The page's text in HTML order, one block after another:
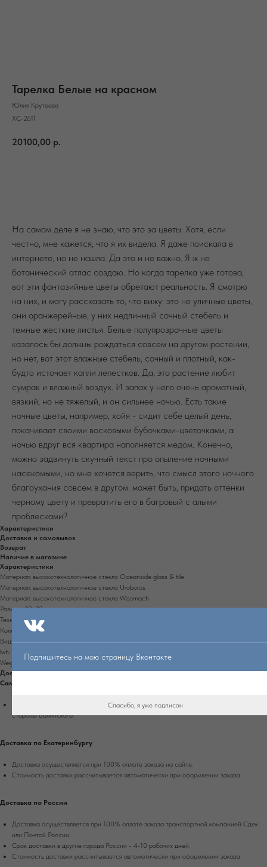
Тарелка Белые на красном
Юлия Крутеева
ХС-2611
20100,00 р.
На самом деле я не знаю, что это за цветы. Хотя, если
честно, мне кажется, что я их видела. Я даже поискала в
интернете, но не нашла. Да это и не важно. Я ж не
ботанический атлас создаю. Но когда тарелка уже готова,
вот эти фантазийные цветы обретают реальность. Я смотрю
на них, и могу рассказать то, что вижу: это не уличные цветы,
они оранжерейные, у них недлинный сочный стебель и
темные жесткие листья. Белые полупрозрачные цветы
казалось бы должны рождаться совсем на другом растении,
но нет, вот этот влажные стебель, сочный и плотный, как-
будто источает капли лепестков. Да, это растение любит
сумрак и влажный воздух. И запах у него очень ароматный,
вязкий, но не тяжелый, и он сильнее ночью. Есть такие
ночные цветы, например, хойя - сидит себе целый день,
покачивает своими восковыми бубочками-цветочками, а
ночью вдруг вся квартира наполняется медом. Конечно,
можно задвинуть скучный текст про опыление ночными
насекомыми, но мне хочется верить, что смысл этого ночного
благоухания совсем в другом. может быть, придать оттенки
черному цвету и превратить его в багровый с алыми
проблесками?
Характеристики
Доставка и самовывоз
Возврат
Наличие в магазине
Характеристики
Материал: высокотехнологичное стекло Oceanside glass & tile
Материал: высокотехнологичное стекло Uroboros
Материал: высокотехнологичное стекло Wissmach
Размер: 22х22 см
Техника: фьюзинг
Коллекция: Цветы
Вид: тарелка
lwh: 220x220x30
Weight: 1500g
Доставка и самовывоз
Самовывоз
Самовывоз доступен из магазина в г. Екатеринбург, ул. Энгельса, д. 15, вход со
стороны Белинского.
Доставка по Екатеринбургу
Доставка осуществляется при 100% оплате заказа на сайте.
Стоимость доставки рассчитывается автоматически при оформлении заказа.
Доставка по России
Доставка осуществляется при 100% оплате заказа транспортной компанией Сдек
или Почтой России.
Срок доставки в другие города России - 4-10 рабочих дней.
Стоимость доставки рассчитывается автоматически при оформлении заказа.
Подпишитесь на мою страницу Вконтакте
Спасибо, я уже подписан